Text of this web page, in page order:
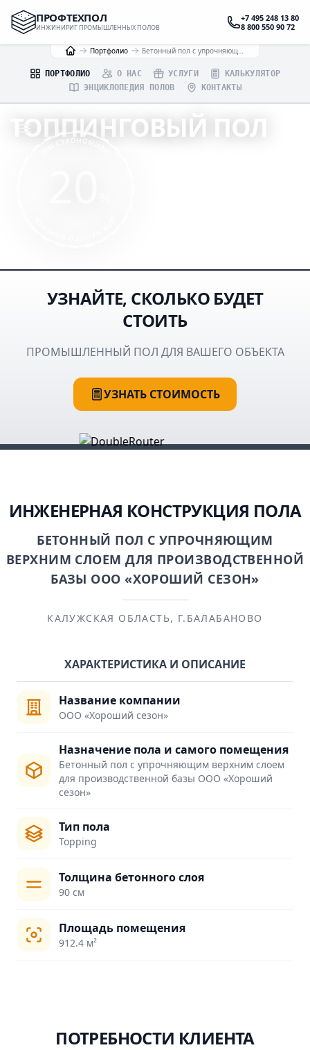
ПРОФТЕХПОЛ
ИНЖИНИРИГ ПРОМЫШЛЕННЫХ ПОЛОВ
+7 495 248 13 80
8 800 550 90 72
Портфолио
ПОРТФОЛИО О НАС УСЛУГИ
КАЛЬКУЛЯТОР
ЭНЦИКЛОПЕДИЯ ПОЛОВ
КОНТАКТЫ
ТОППИНГОВЫЙ ПОЛ
УЗНАЙТЕ, СКОЛЬКО БУДЕТ
СТОИТЬ
ПРОМЫШЛЕННЫЙ ПОЛ ДЛЯ ВАШЕГО ОБЪЕКТА
УЗНАТЬ СТОИМОСТЬ
ИНЖЕНЕРНАЯ КОНСТРУКЦИЯ ПОЛА
БЕТОННЫЙ ПОЛ С УПРОЧНЯЮЩИМ
ВЕРХНИМ СЛОЕМ ДЛЯ ПРОИЗВОДСТВЕННОЙ
БАЗЫ ООО «ХОРОШИЙ СЕЗОН»
КАЛУЖСКАЯ ОБЛАСТЬ, Г.БАЛАБАНОВО
ХАРАКТЕРИСТИКА И ОПИСАНИЕ
Название компании
ООО «Хороший сезон»
Назначение пола и самого помещения
Бетонный пол с упрочняющим верхним слоем
для производственной базы ООО «Хороший
сезон»
Тип пола
Topping
Толщина бетонного слоя
90 см
Площадь помещения
912.4 м²
ПОТРЕБНОСТИ КЛИЕНТА